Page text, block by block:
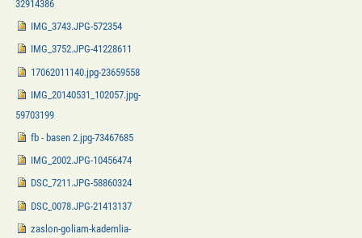
32914386
IMG_3743.JPG-572354
IMG_3752.JPG-41228611
17062011140.jpg-23659558
IMG_20140531_102057.jpg-
59703199
fb - basen 2.jpg-73467685
IMG_2002.JPG-10456474
DSC_7211.JPG-58860324
DSC_0078.JPG-21413137
zaslon-goliam-kademlia-